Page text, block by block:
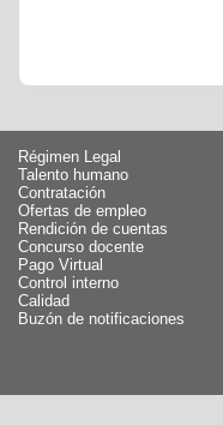
Régimen Legal
Talento humano
Contratación
Ofertas de empleo
Rendición de cuentas
Concurso docente
Pago Virtual
Control interno
Calidad
Buzón de notificaciones